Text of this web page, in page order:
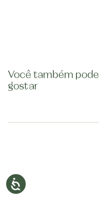
Você também pode
gostar